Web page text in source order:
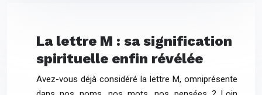
La lettre M : sa signification
spirituelle enfin révélée
Avez-vous déjà considéré la lettre M, omniprésente